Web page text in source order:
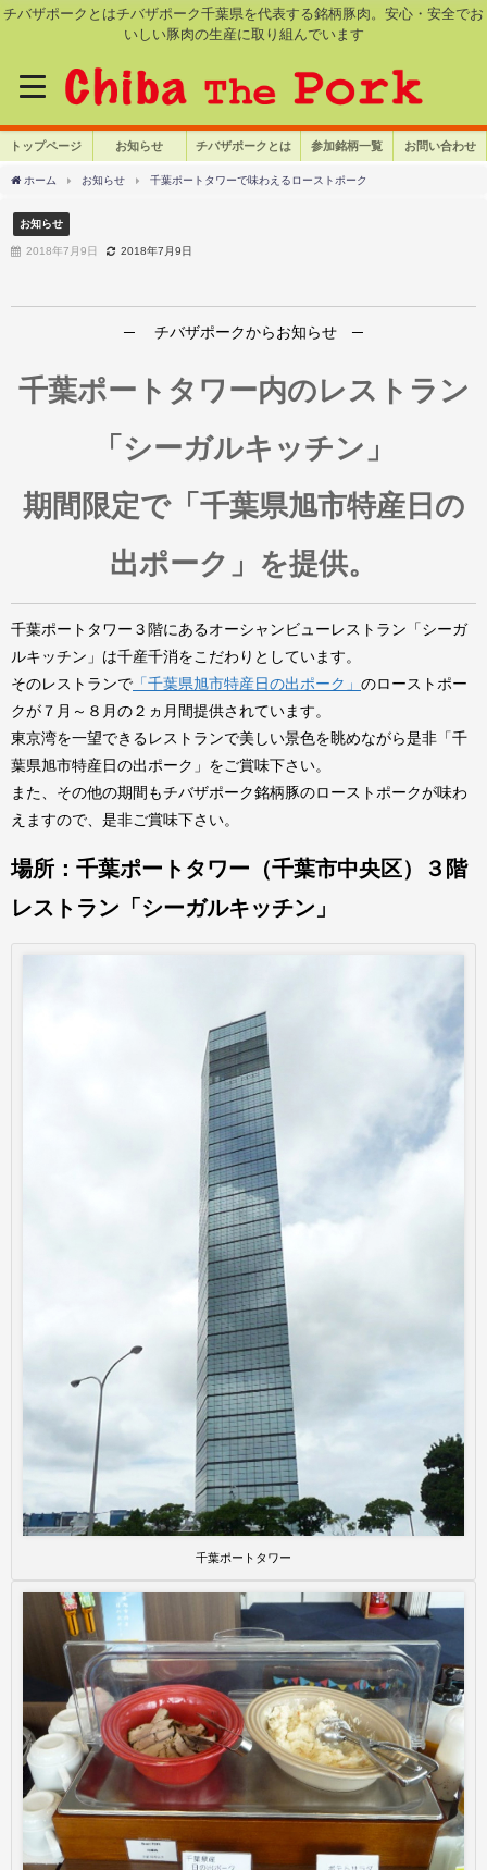
チバザポークとはチバザポーク千葉県を代表する銘柄豚肉。安心・安全でお
いしい豚肉の生産に取り組んでいます
トップページ お知らせ チバザポークとは 参加銘柄一覧 お問い合わせ
ホーム お知らせ 千葉ポートタワーで味わえるローストポーク
お知らせ
2018年7月9日 2018年7月9日
─ チバザポークからお知らせ ─
千葉ポートタワー内のレストラン
「シーガルキッチン」
期間限定で「千葉県旭市特産日の
出ポーク」を提供。
千葉ポートタワー３階にあるオーシャンビューレストラン「シーガ
ルキッチン」は千産千消をこだわりとしています。
そのレストランで 「千葉県旭市特産日の出ポーク」 のローストポー
クが７月～８月の２ヵ月間提供されています。
東京湾を一望できるレストランで美しい景色を眺めながら是非「千
葉県旭市特産日の出ポーク」をご賞味下さい。
また、その他の期間もチバザポーク銘柄豚のローストポークが味わ
えますので、是非ご賞味下さい。
場所：千葉ポートタワー（千葉市中央区）３階
レストラン「シーガルキッチン」
千葉ポートタワー